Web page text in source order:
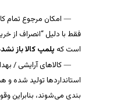
امکان مرجوع تمام
فقط با دلیل “انصراف از
است که پلمپ کالا باز
کالاهای آرایشی /
بندی می‌شوند، بنابراین